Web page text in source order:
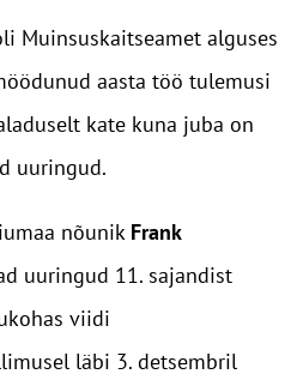
Muinsuskaitseamet alguses
aasta töö tulemusi
kate kuna juba on
uuringud.
nõunik Frank
uuringud 11. sajandist
viidi
läbi 3. detsembril